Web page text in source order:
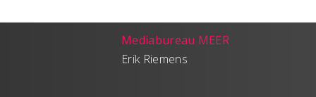
Mediabureau MEER
Erik Riemens